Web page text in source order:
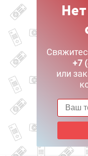
+7
или